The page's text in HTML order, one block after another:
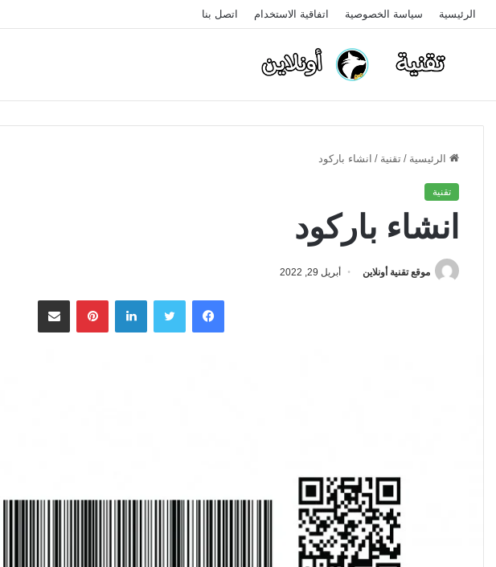
الرئيسية سياسة الخصوصية اتفاقية الاستخدام اتصل بنا
الرئيسية / تقنية / انشاء باركود
تقنية
انشاء باركود
موقع تقنية أونلاين أبريل 29, 2022
فيسبوك تويتر لينكدإن بينتيريستمشاركة عبر البريد